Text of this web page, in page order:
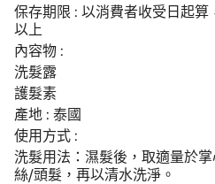
保存期限 : 以消費者收受日起
以上
內容物 :
洗髮露
護髮素
產地 : 泰國
使用方式 :
洗髮用法：濕髮後，取適量於
絲/頭髮，再以清水洗淨。